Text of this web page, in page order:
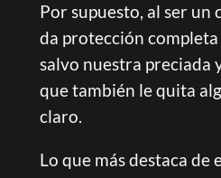
Por supuesto, al ser un
da protección
salvo nuestra preciada
que también le quita
claro.
Lo que más destaca de